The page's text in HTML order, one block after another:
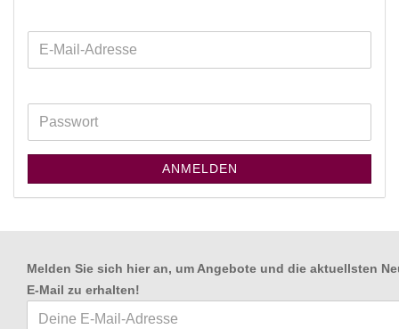
ANMELDEN
Melden Sie sich hier an, um Angebote und die aktuellsten
E-Mail zu erhalten!